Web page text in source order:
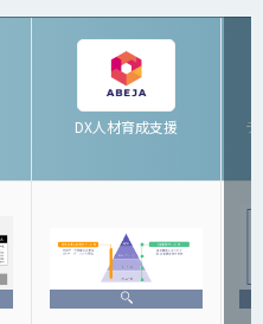
DX人材育成支援